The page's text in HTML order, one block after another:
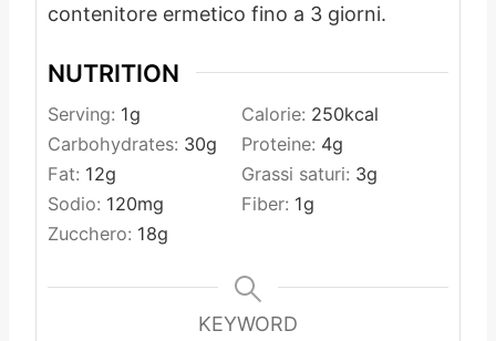
contenitore ermetico fino a 3 giorni.
NUTRITION
Serving: 1g Calorie: 250kcal
Carbohydrates: 30g Proteine: 4g
Fat: 12g Grassi saturi: 3g
Sodio: 120mg Fiber: 1g
Zucchero: 18g
KEYWORD